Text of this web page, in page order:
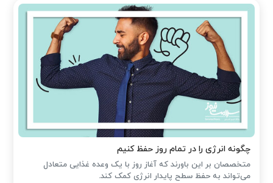
چگونه انرژی را در تمام روز حفظ کنیم
متخصصان بر این باورند که آغاز روز با یک وعده غذایی متعادل
می‌تواند به حفظ سطح پایدار انرژی کمک کند.